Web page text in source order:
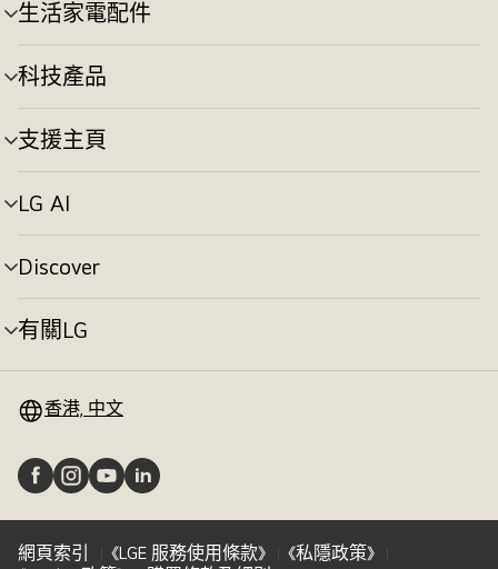
切
換
生活家電配件
選
單
切
換
科技產品
選
單
切
換
支援主頁
選
單
切
換
LG AI
選
單
切
換
Discover
選
單
切
換
有關LG
選
換 香港, 中文
網頁索引 《LGE 服務使用條款》
《私隱政策》